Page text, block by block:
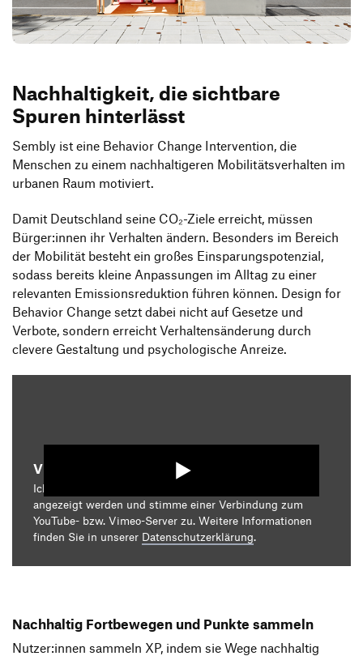
Transfer und Kooperation
Produktgestaltung B.A.
Strategische Gestaltung M.A.
7. Semester
Nachhaltigkeit, die sichtbare
Spuren hinterlässt
Sembly ist eine Behavior Change Intervention, die
Menschen zu einem nachhaltigeren Mobilitätsverhalten im
urbanen Raum motiviert.
Damit Deutschland seine CO₂-Ziele erreicht, müssen
Bürger:innen ihr Verhalten ändern. Besonders im Bereich
der Mobilität besteht ein großes Einsparungspotenzial,
sodass bereits kleine Anpassungen im Alltag zu einer
relevanten Emissionsreduktion führen können. Design for
Behavior Change setzt dabei nicht auf Gesetze und
Verbote, sondern erreicht Verhaltensänderung durch
clevere Gestaltung und psychologische Anreize.
Video starten
Ich bin damit einverstanden, dass mir die Medieninhalte
angezeigt werden und stimme einer Verbindung zum
YouTube- bzw. Vimeo-Server zu. Weitere Informationen
finden Sie in unserer Datenschutzerklärung.
Nachhaltig Fortbewegen und Punkte sammeln
Nutzer:innen sammeln XP, indem sie Wege nachhaltig